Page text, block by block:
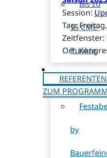
Bis zu
15 CME-
Punkte
by
Session:
Tag:
Zeitfenster:
Ort:
ZUM PROGRAMM